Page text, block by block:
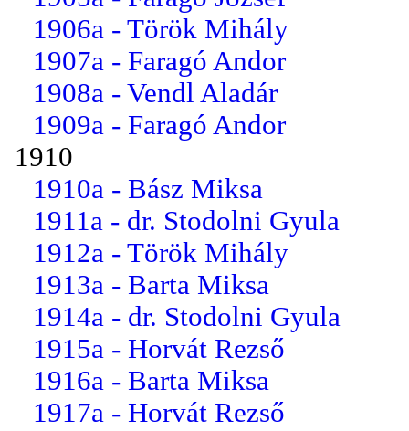
1906a - Török Mihály
1907a - Faragó Andor
1908a - Vendl Aladár
1909a - Faragó Andor
1910
1910a - Bász Miksa
1911a - dr. Stodolni Gyula
1912a - Török Mihály
1913a - Barta Miksa
1914a - dr. Stodolni Gyula
1915a - Horvát Rezső
1916a - Barta Miksa
1917a - Horvát Rezső